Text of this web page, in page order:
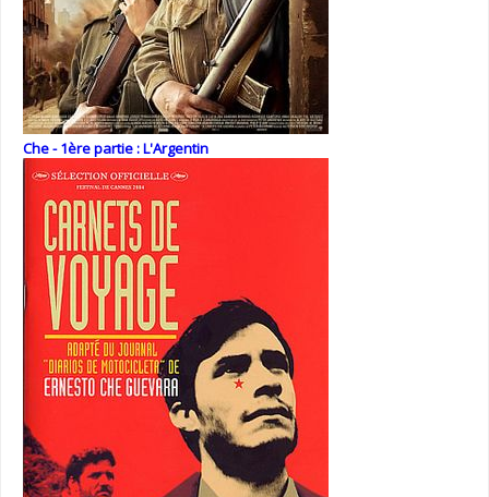
Che - 1ère partie : L'Argentin